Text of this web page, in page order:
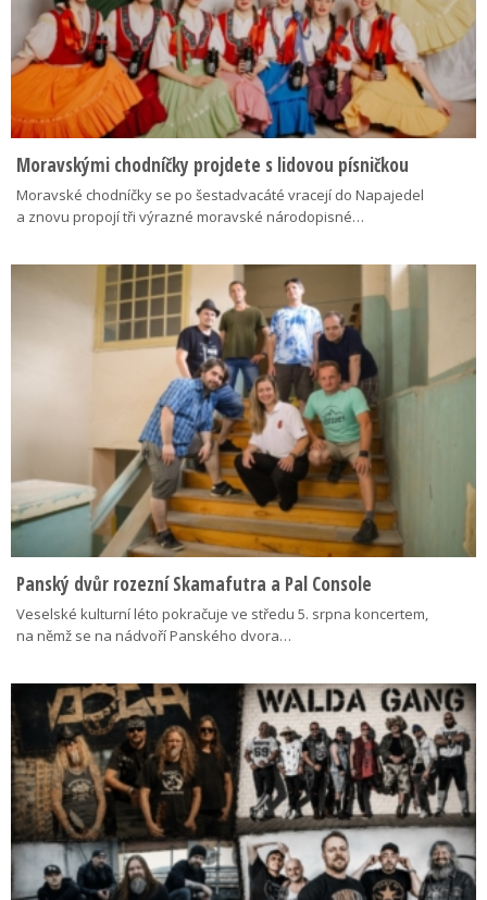
Moravskými chodníčky projdete s lidovou písničkou
Moravské chodníčky se po šestadvacáté vracejí do Napajedel
a znovu propojí tři výrazné moravské národopisné…
Panský dvůr rozezní Skamafutra a Pal Console
Veselské kulturní léto pokračuje ve středu 5. srpna koncertem,
na němž se na nádvoří Panského dvora…